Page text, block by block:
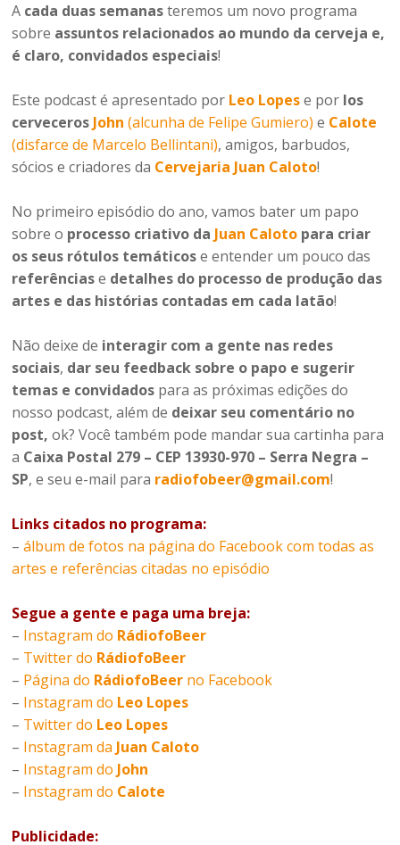
A cada duas semanasteremos um novo programa
sobre assuntos relacionados ao mundo da cerveja e,
é claro, convidados especiais!
Este podcast é apresentado por Leo Lopese por los
cerveceros John (alcunha de Felipe Gumiero) e Calote
(disfarce de Marcelo Bellintani), amigos, barbudos,
sócios e criadores da Cervejaria Juan Caloto!
No primeiro episódio do ano, vamos bater um papo
sobre o processo criativo da Juan Caloto para criar
os seus rótulos temáticose entender um pouco das
referênciase detalhes do processo de produção das
artes e das histórias contadas em cada latão!
Não deixe de interagir com a gente nas redes
sociais, dar seu feedback sobre o papo e sugerir
temas e convidados para as próximas edições do
nosso podcast, além de deixar seu comentário no
post, ok? Você também pode mandar sua cartinha para
a Caixa Postal 279 – CEP 13930-970 – Serra Negra –
SP, e seu e-mail para radiofobeer@gmail.com!
Links citados no programa:
–álbum de fotos na página do Facebook com todas as
artes e referências citadas no episódio
Segue a gente e paga uma breja:
– Instagram do RádiofoBeer
– Twitter do RádiofoBeer
– Página do RádiofoBeer no Facebook
– Instagram do Leo Lopes
– Twitter do Leo Lopes
– Instagram da Juan Caloto
– Instagram do John
– Instagram do Calote
Publicidade: